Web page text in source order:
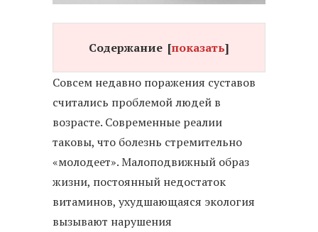
Содержание [показать]
Совсем недавно поражения суставов
считались проблемой людей в
возрасте. Современные реалии
таковы, что болезнь стремительно
«молодеет». Малоподвижный образ
жизни, постоянный недостаток
витаминов, ухудшающаяся экология
вызывают нарушения